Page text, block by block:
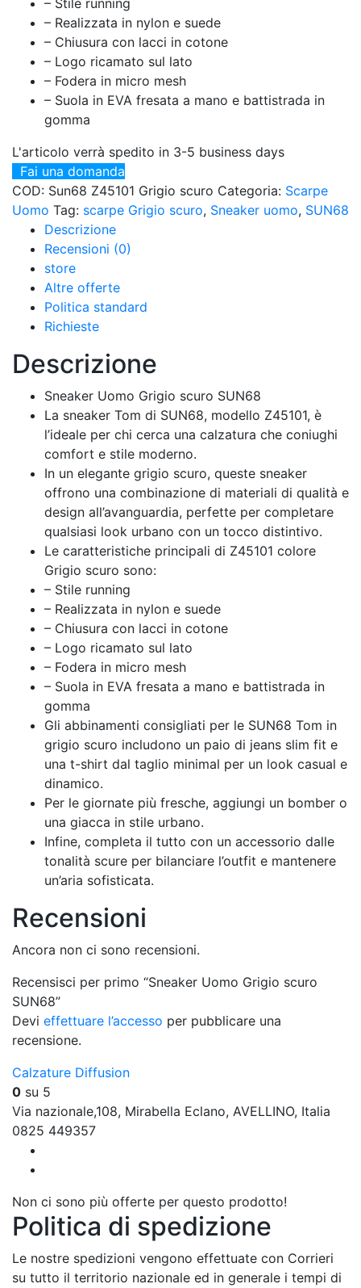
– Stile running
– Realizzata in nylon e suede
– Chiusura con lacci in cotone
– Logo ricamato sul lato
– Fodera in micro mesh
– Suola in EVA fresata a mano e battistrada in
gomma
L'articolo verrà spedito in 3-5 business days
Fai una domanda
COD: Sun68 Z45101 Grigio scuro Categoria: Scarpe
Uomo Tag: scarpe Grigio scuro, Sneaker uomo, SUN68
Descrizione
Recensioni (0)
store
Altre offerte
Politica standard
Richieste
Descrizione
Sneaker Uomo Grigio scuro SUN68
La sneaker Tom di SUN68, modello Z45101, è
l’ideale per chi cerca una calzatura che coniughi
comfort e stile moderno.
In un elegante grigio scuro, queste sneaker
offrono una combinazione di materiali di qualità e
design all’avanguardia, perfette per completare
qualsiasi look urbano con un tocco distintivo.
Le caratteristiche principali di Z45101 colore
Grigio scuro sono:
– Stile running
– Realizzata in nylon e suede
– Chiusura con lacci in cotone
– Logo ricamato sul lato
– Fodera in micro mesh
– Suola in EVA fresata a mano e battistrada in
gomma
Gli abbinamenti consigliati per le SUN68 Tom in
grigio scuro includono un paio di jeans slim fit e
una t-shirt dal taglio minimal per un look casual e
dinamico.
Per le giornate più fresche, aggiungi un bomber o
una giacca in stile urbano.
Infine, completa il tutto con un accessorio dalle
tonalità scure per bilanciare l’outfit e mantenere
un’aria sofisticata.
Recensioni
Ancora non ci sono recensioni.
Recensisci per primo “Sneaker Uomo Grigio scuro
SUN68”
Devi effettuare l’accesso per pubblicare una
recensione.
Calzature Diffusion
0 su 5
Via nazionale,108, Mirabella Eclano, AVELLINO, Italia
0825 449357
Non ci sono più offerte per questo prodotto!
Politica di spedizione
Le nostre spedizioni vengono effettuate con Corrieri
su tutto il territorio nazionale ed in generale i tempi di